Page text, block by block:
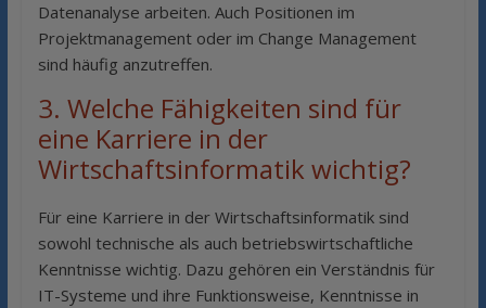
Datenanalyse arbeiten. Auch Positionen im
Projektmanagement oder im Change Management
sind häufig anzutreffen.
3. Welche Fähigkeiten sind für
eine Karriere in der
Wirtschaftsinformatik wichtig?
Für eine Karriere in der Wirtschaftsinformatik sind
sowohl technische als auch betriebswirtschaftliche
Kenntnisse wichtig. Dazu gehören ein Verständnis für
IT-Systeme und ihre Funktionsweise, Kenntnisse in